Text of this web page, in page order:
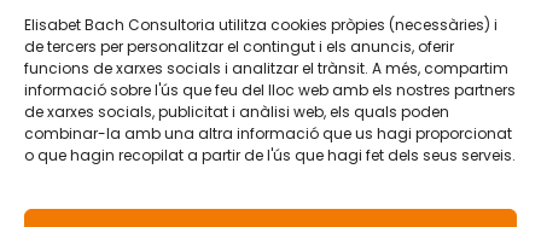
Elisabet Bach Consultoria utilitza cookies pròpies (necessàries) i
de tercers per personalitzar el contingut i els anuncis, oferir
funcions de xarxes socials i analitzar el trànsit. A més, compartim
informació sobre l'ús que feu del lloc web amb els nostres partners
de xarxes socials, publicitat i anàlisi web, els quals poden
combinar-la amb una altra informació que us hagi proporcionat
o que hagin recopilat a partir de l'ús que hagi fet dels seus serveis.